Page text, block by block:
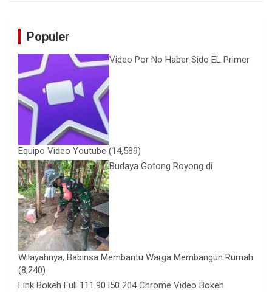
Populer
Video Por No Haber Sido EL Primer
Equipo Video Youtube (14,589)
Budaya Gotong Royong di
Wilayahnya, Babinsa Membantu Warga Membangun Rumah
(8,240)
Link Bokeh Full 111.90 l50 204 Chrome Video Bokeh